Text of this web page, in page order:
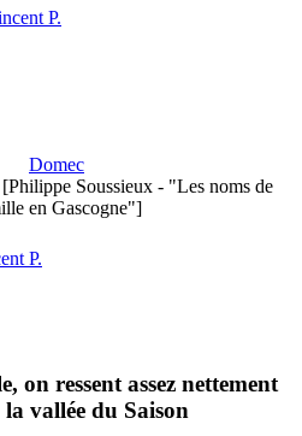
P.
Domec
Soussieux - "Les noms de
en Gascogne"]
P.
on ressent assez nettement
vallée du Saison